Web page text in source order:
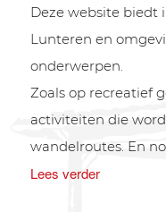
Deze website biedt
Lunteren en
onderwerpen.
Zoals op recreatief
activiteiten die
wandelroutes. En
Lees verder